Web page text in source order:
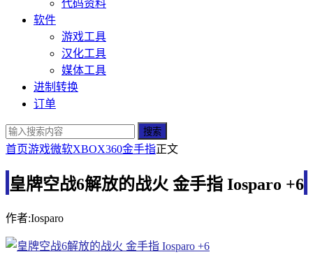
代码资料
软件
游戏工具
汉化工具
媒体工具
进制转换
订单
搜索
首页游戏微软XBOX360金手指正文
皇牌空战6解放的战火 金手指 Iosparo +6
作者:Iosparo